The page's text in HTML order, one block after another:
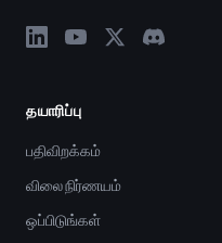
தயாரிப்பு
பதிவிறக்கம்
விலை நிர்ணயம்
ஒப்பிடுங்கள்